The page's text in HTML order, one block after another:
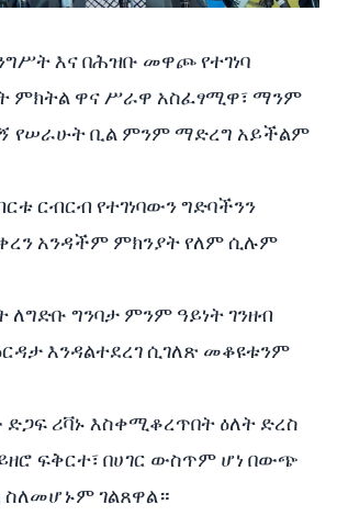
እና በሕዝቡ መዋጮ የተገነባ
ምክትል ዋና ሥራዋ አስፈፃሚዋ፣ ማንም
የሠራሁት ቢል ምንም ማድረግ አይችልም
ርብርብ የተገነባውን ግድባችንን
አንዳችም ምክንያት የለም ሲሉም
ለግድቡ ግንባታ ምንም ዓይነት ገንዘብ
እንዳልተደረገ ሲገለጽ መቆዩቱንም
ሪቫኑ እስቀሚቆረጥበት ዕለት ድረስ
ፍቅርተ፣ በሀገር ውስጥም ሆነ በውጭ
ስለመሆኑም ገልጸዋል።